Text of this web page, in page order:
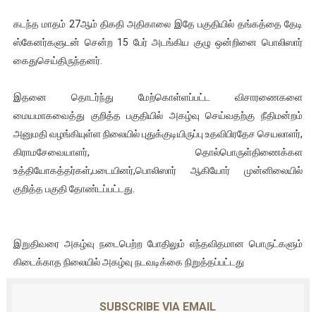
கடந்த மாதம் 27ஆம் திகதி அதிகாலை இதே பகுதியில் தங்கத்தை தேடி
ஸ்கேனர்களுடன் சென்ற 15 பேர் அடங்கிய குழு ஒன்றினை பொலிஸார்
கைதுசெய்திருந்தனர்.
இதனை தொடர்ந்து மேற்கொள்ளப்பட்ட விசாரணைகளை
மையமாகவைத்து குறித்த பகுதியில் அகழ்வு செய்வதற்கு நீதிமன்றம்
அனுமதி வழங்கியுள்ள நிலையில் புதுக்குடியிருப்பு உதவிபிரதேச செயலாளர்,
கிராமசேவையாளர், தொல்பொருள்திணைக்கள
உத்தியோகத்தர்கள்,படையினர்,பொலிஸார் ஆகியோர் முன்னிலையில்
குறித்த பகுதி தோண்டப்பட்டது.
இறுதிவரை அகழ்வு நடைபெற்ற போதிலும் எந்தவிதமான பொருட்களும்
கிடைக்காத நிலையில் அகழ்வு நடவடிக்கை நிறுத்தப்பட்டது
SUBSCRIBE VIA EMAIL